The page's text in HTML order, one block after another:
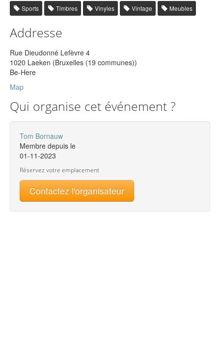
Sports Timbres Vinyles Vintage Meubles
Addresse
Rue Dieudonné Lefèvre 4
1020 Laeken (Bruxelles (19 communes))
Be-Here
Map
Qui organise cet événement ?
Tom Bornauw
Membre depuis le
01-11-2023
Réservez votre emplacement
Contactez l'organisateur